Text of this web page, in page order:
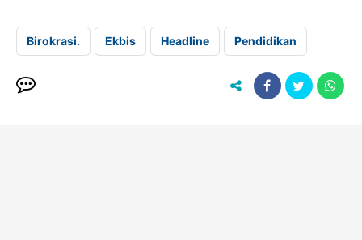
Birokrasi. Ekbis Headline Pendidikan